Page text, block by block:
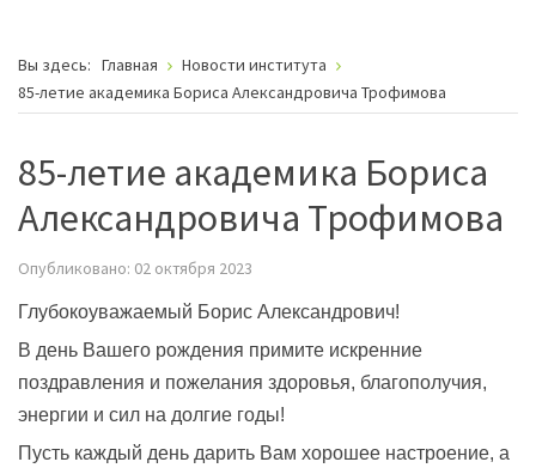
Вы здесь: Главная
Новости института
85-летие академика Бориса Александровича Трофимова
85-летие академика Бориса
Александровича Трофимова
Опубликовано: 02 октября 2023
Глубокоуважаемый Борис Александрович!
В день Вашего рождения примите искренние
поздравления и пожелания здоровья, благополучия,
энергии и сил на долгие годы!
Пусть каждый день дарить Вам хорошее настроение, а